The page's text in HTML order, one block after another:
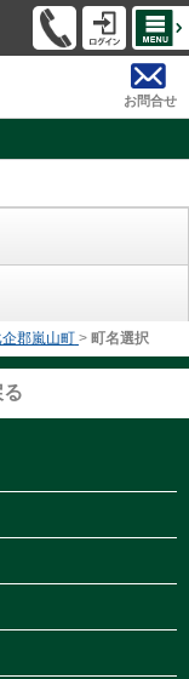
お問合せ
企郡嵐山町 > 町名選択